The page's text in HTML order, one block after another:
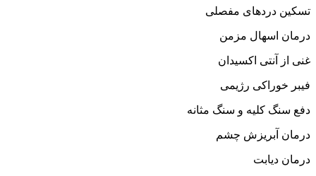
تسکین درد‌های مفصلی
درمان اسهال مزمن
غنی از آنتی اکسیدان
فیبر خوراکی رژیمی
دفع سنگ کلیه و سنگ مثانه
درمان آبریزش چشم
درمان دیابت